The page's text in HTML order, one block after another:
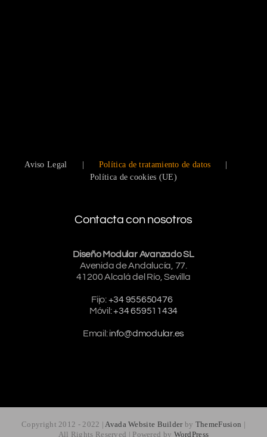
Aviso Legal
Política de tratamiento de datos
Política de cookies (UE)
Contacta con nosotros
Diseño Modular Avanzado SL
Avenida de Andalucía, 77.
41200 Alcalá del Río, Sevilla
Fijo:+34 955650476
Móvil:+34 659511434
Email:info@dmodular.es
Copyright 2012 - 2022 |Avada Website Builderby ThemeFusion |
All Rights Reserved | Powered by WordPress